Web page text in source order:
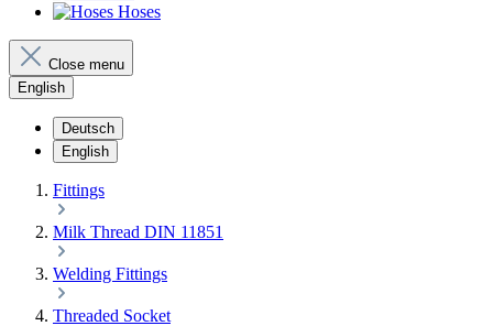
Hoses
Close menu
English
Deutsch
English
Fittings
Milk Thread DIN 11851
Welding Fittings
Threaded Socket